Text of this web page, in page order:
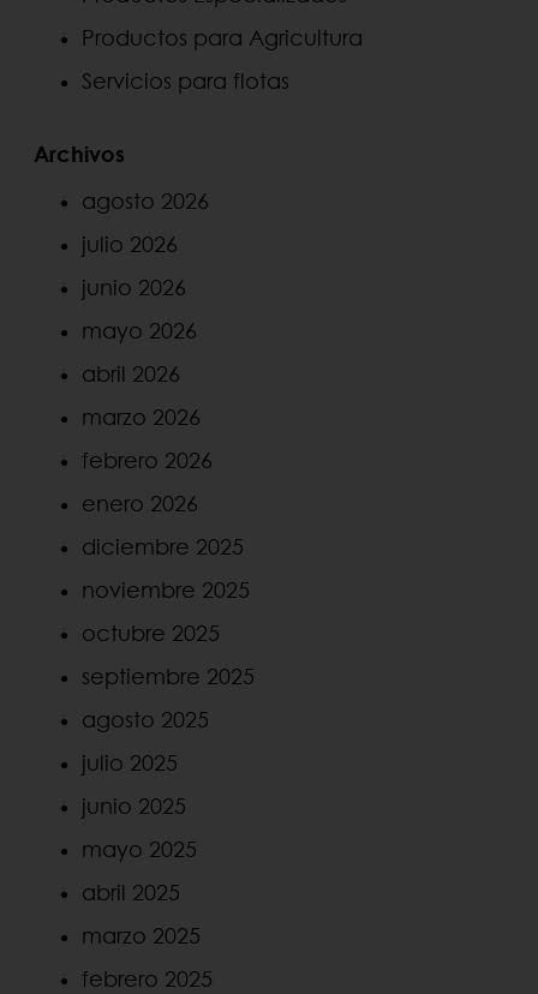
Productos para Agricultura
Servicios para flotas
Archivos
agosto 2026
julio 2026
junio 2026
mayo 2026
abril 2026
marzo 2026
febrero 2026
enero 2026
diciembre 2025
noviembre 2025
octubre 2025
septiembre 2025
agosto 2025
julio 2025
junio 2025
mayo 2025
abril 2025
marzo 2025
febrero 2025